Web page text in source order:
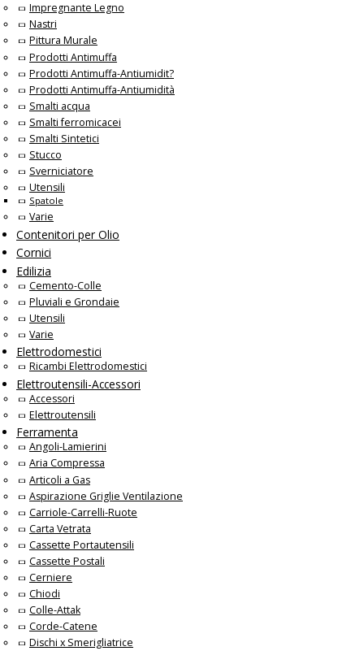
Impregnante Legno
Nastri
Pittura Murale
Prodotti Antimuffa
Prodotti Antimuffa-Antiumidit?
Prodotti Antimuffa-Antiumidità
Smalti acqua
Smalti ferromicacei
Smalti Sintetici
Stucco
Sverniciatore
Utensili
Spatole
Varie
Contenitori per Olio
Cornici
Edilizia
Cemento-Colle
Pluviali e Grondaie
Utensili
Varie
Elettrodomestici
Ricambi Elettrodomestici
Elettroutensili-Accessori
Accessori
Elettroutensili
Ferramenta
Angoli-Lamierini
Aria Compressa
Articoli a Gas
Aspirazione Griglie Ventilazione
Carriole-Carrelli-Ruote
Carta Vetrata
Cassette Portautensili
Cassette Postali
Cerniere
Chiodi
Colle-Attak
Corde-Catene
Dischi x Smerigliatrice